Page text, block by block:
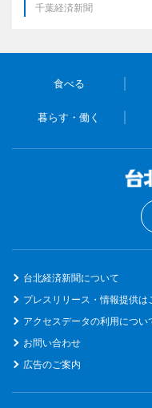
千葉経済新聞
食べる
暮らす・働く
台北経済新聞について
プレスリリース・情報提供は
アクセスデータの利用につい
お問い合わせ
広告のご案内